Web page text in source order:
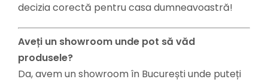
decizia corectă pentru casa dumneavoastră!
Aveți un showroom unde pot să văd
produsele?
Da, avem un showroom în București unde puteți